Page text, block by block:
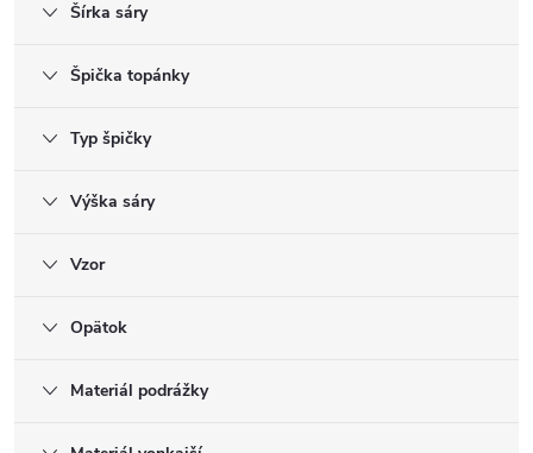
Šírka sáry
Špička topánky
Typ špičky
Výška sáry
Vzor
Opätok
Materiál podrážky